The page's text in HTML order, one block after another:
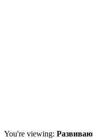
You're viewing: